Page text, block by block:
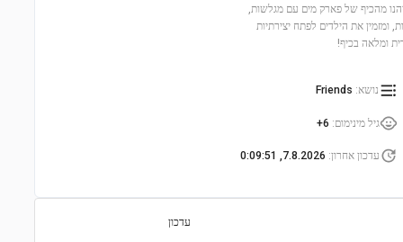
של פארק מים (41720) עם לגו פרנדס! ילדים מגיל 6 ומעלה ייהנו מהכיף של פארק מים עם מגלשות,
ומזמין את הילדים לפתח יצירתיות
ומלאה בכיף!
נושא:
Friends
גיל מינימום:
6+
עדכון אחרון:
7.8.2026, 0:09:51
עדכון